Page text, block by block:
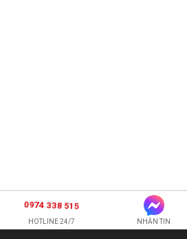
0974 338 515
HOTLINE 24/7 NHẮN TIN